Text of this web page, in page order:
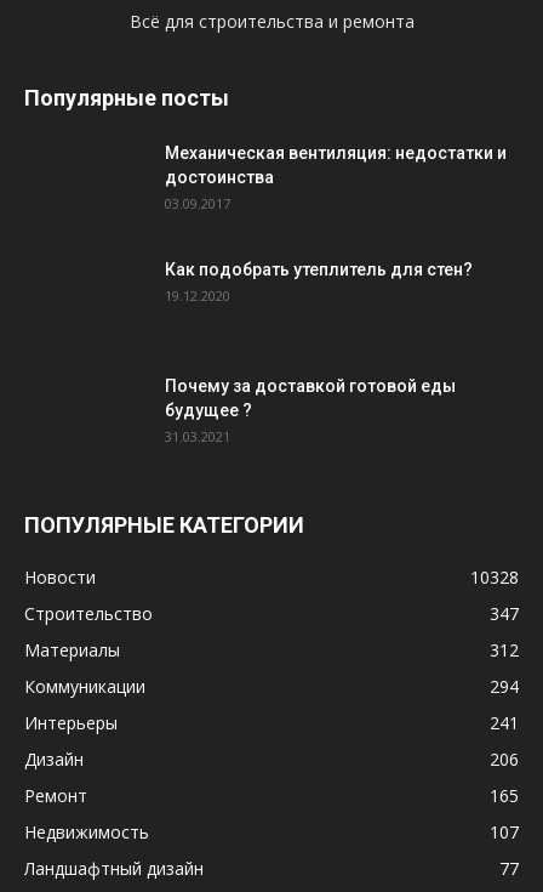
Всё для строительства и ремонта
Популярные посты
Механическая вентиляция: недостатки и
достоинства
03.09.2017
Как подобрать утеплитель для стен?
19.12.2020
Почему за доставкой готовой еды
будущее ?
31.03.2021
ПОПУЛЯРНЫЕ КАТЕГОРИИ
Новости
10328
Строительство
347
Материалы
312
Коммуникации
294
Интерьеры
241
Дизайн
206
Ремонт
165
Недвижимость
107
Ландшафтный дизайн
77